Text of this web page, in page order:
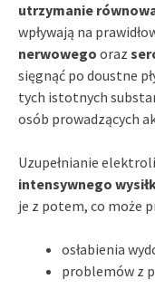
utrzymanie
wpływają na
nerwowego oraz
sięgnąć po doustne
tych istotnych
osób prowadzących
Uzupełnianie
intensywnego
je z potem, co może
osłabienia
problemów z